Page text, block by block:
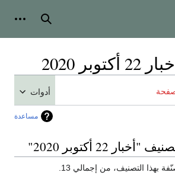
بحث
22 أكتوبر 2020
أدوات
مساعدة
22 أكتوبر 2020"